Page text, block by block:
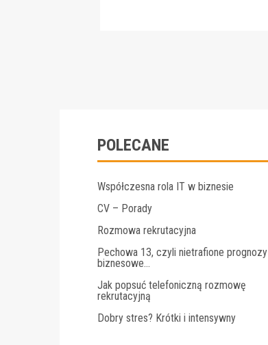
POLECANE
Współczesna rola IT w biznesie
CV – Porady
Rozmowa rekrutacyjna
Pechowa 13, czyli nietrafione prognozy
biznesowe…
Jak popsuć telefoniczną rozmowę
rekrutacyjną
Dobry stres? Krótki i intensywny